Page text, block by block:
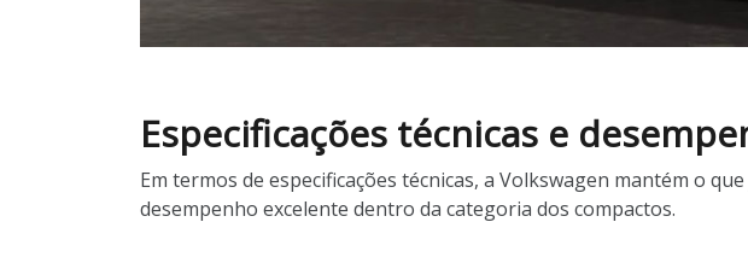
Especificações técnicas e
Em termos de especificações técnicas, a Volkswagen mantém o
desempenho excelente dentro da categoria dos compactos.